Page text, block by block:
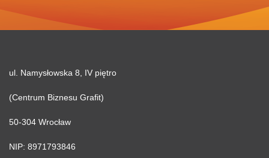
ul. Namysłowska 8, IV piętro
(Centrum Biznesu Grafit)
50-304 Wrocław
NIP: 8971793846